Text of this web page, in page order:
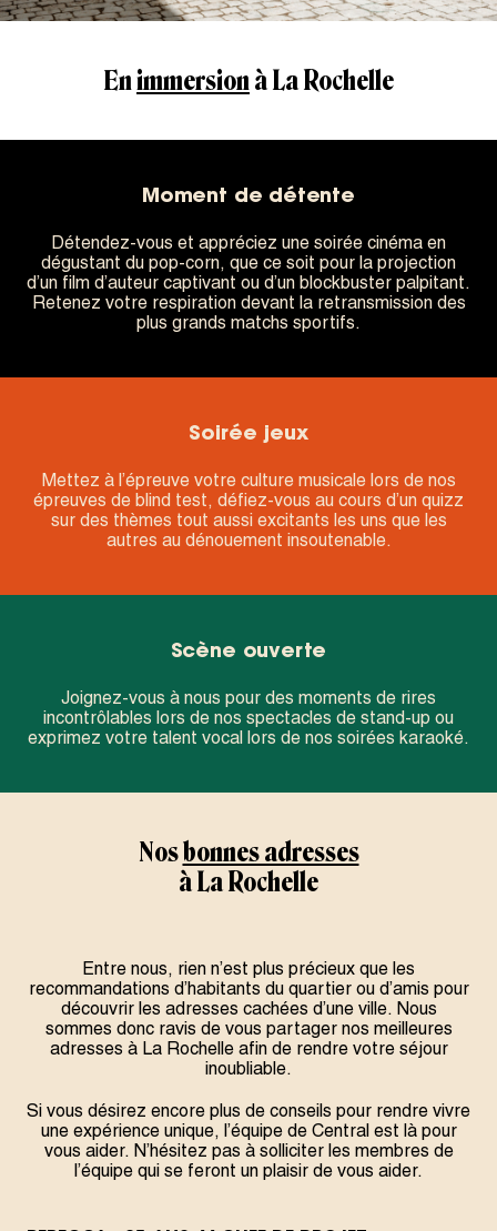
Enimmersionà La Rochelle
Moment de détente
Détendez-vous et appréciez une soirée cinéma en
dégustant du pop-corn, que ce soit pour la projection
d’un film d’auteur captivant ou d’un blockbuster palpitant.
Retenez votre respiration devant la retransmission des
plus grands matchs sportifs.
Soirée jeux
Mettez à l’épreuve votre culture musicale lors de nos
épreuves de blind test, défiez-vous au cours d’un quizz
sur des thèmes tout aussi excitants les uns que les
autres au dénouement insoutenable.
Scène ouverte
Joignez-vous à nous pour des moments de rires
incontrôlables lors de nos spectacles de stand-up ou
exprimez votre talent vocal lors de nos soirées karaoké.
Nosbonnes adresses
à La Rochelle
Entre nous, rien n’est plus précieux que les
recommandations d’habitants du quartier ou d’amis pour
découvrir les adresses cachées d’une ville. Nous
sommes donc ravis de vous partager nos meilleures
adresses à La Rochelle afin de rendre votre séjour
inoubliable.
Si vous désirez encore plus de conseils pour rendre vivre
une expérience unique, l’équipe de Central est là pour
vous aider. N’hésitez pas à solliciter les membres de
l’équipe qui se feront un plaisir de vous aider.